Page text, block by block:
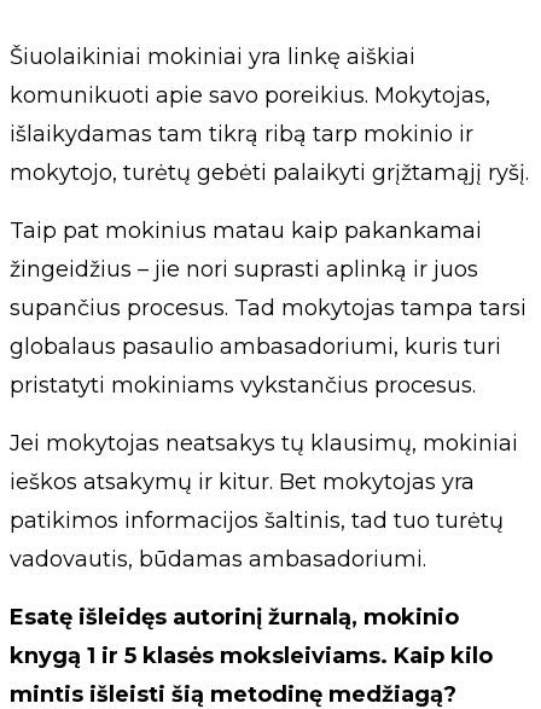
Šiuolaikiniai mokiniai yra linkę aiškiai
komunikuoti apie savo poreikius. Mokytojas,
išlaikydamas tam tikrą ribą tarp mokinio ir
mokytojo, turėtų gebėti palaikyti grįžtamąjį ryšį.
Taip pat mokinius matau kaip pakankamai
žingeidžius – jie nori suprasti aplinką ir juos
supančius procesus. Tad mokytojas tampa tarsi
globalaus pasaulio ambasadoriumi, kuris turi
pristatyti mokiniams vykstančius procesus.
Jei mokytojas neatsakys tų klausimų, mokiniai
ieškos atsakymų ir kitur. Bet mokytojas yra
patikimos informacijos šaltinis, tad tuo turėtų
vadovautis, būdamas ambasadoriumi.
Esatę išleidęs autorinį žurnalą, mokinio
knygą 1 ir 5 klasės moksleiviams. Kaip kilo
mintis išleisti šią metodinę medžiagą?